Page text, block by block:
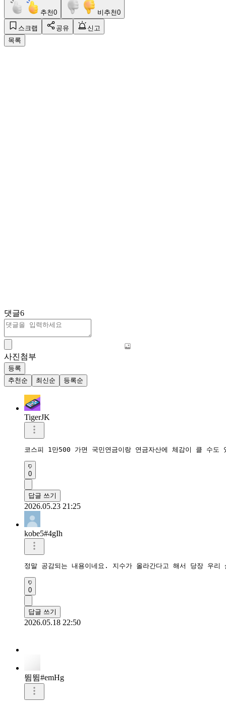
추천0 비추천0
스크랩 공유
신고
목록
댓글6
사진첨부
등록
추천순
최신순 등록순
TigerJK
코스피 1만500 가면 국민연금이랑 연금자산에 체감이 클 수
0
답글 쓰기
2026.05.23 21:25
kobe5#4gIh
정말 공감되는 내용이네요. 지수가 올라간다고 해서 당장 우
0
답글 쓰기
2026.05.18 22:50
뜀뜀#emHg